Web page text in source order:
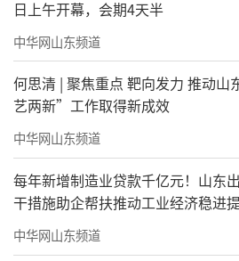
除了实物展品，展览中
人振奋的“硬核”数据：山
万亿元，占全国17.1%；海
年居全国首位；拥有50个“
机构和创新平台；住鲁海洋
岸海域水质优良比例达
日上午开幕，会期4天半
中华网山东频道
何思清 | 聚焦重点 靶向发力 推动
艺两新”工作取得新成效
中华网山东频道
每年新增制造业贷款千亿元！山东
干措施助企帮扶推动工业经济稳进
中华网山东频道